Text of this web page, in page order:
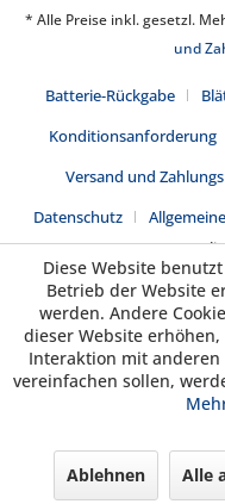
* Alle Preise inkl. gesetzl.
und
Batterie-Rückgabe
Konditionsanforderung
Versand und
Datenschutz
Diese Website
Betrieb der Website
werden. Andere
dieser Website
Interaktion mit anderen
vereinfachen sollen,
Ablehnen Alle